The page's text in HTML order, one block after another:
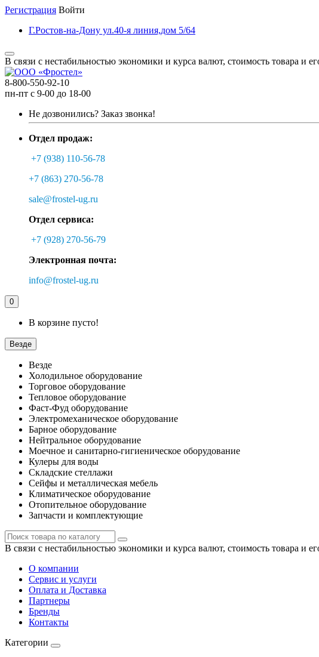
Регистрация Войти
Г.Ростов-на-Дону ул.40-я линия,дом 5/64
В связи с нестабильностью экономики и курса валют, стоимость товара и
8-800-550-92-10
пн-пт с 9-00 до 18-00
Не дозвонились? Заказ звонка!
Отдел продаж:
+7 (938) 110-56-78
+7 (863) 270-56-78
sale@frostel-ug.ru
Отдел сервиса:
+7 (928) 270-56-79
Электронная почта:
info@frostel-ug.ru
0
В корзине пусто!
Везде
Везде
Холодильное оборудование
Торговое оборудование
Тепловое оборудование
Фаст-Фуд оборудование
Электромеханическое оборудование
Барное оборудование
Нейтральное оборудование
Моечное и санитарно-гигиеническое оборудование
Кулеры для воды
Складские стеллажи
Сейфы и металлическая мебель
Климатическое оборудование
Отопительное оборудование
Запчасти и комплектующие
В связи с нестабильностью экономики и курса валют, стоимость товара и
О компании
Сервис и услуги
Оплата и Доставка
Партнеры
Бренды
Контакты
Категории